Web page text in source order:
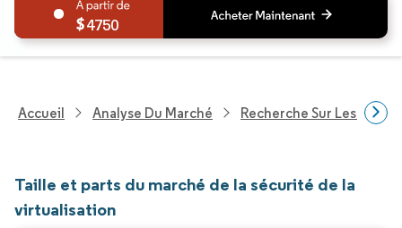
4750
Accueil Analyse Du Marché Recherche Sur Les
Taille et parts du marché de la sécurité de la
virtualisation